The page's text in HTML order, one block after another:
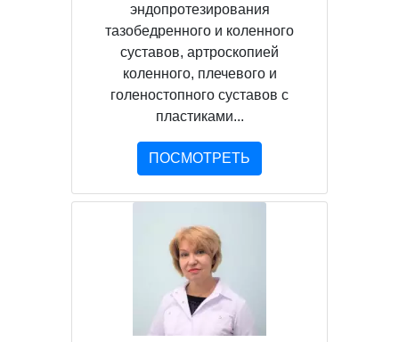
эндопротезирования
тазобедренного и коленного
суставов, артроскопией
коленного, плечевого и
голеностопного суставов с
пластиками...
ПОСМОТРЕТЬ